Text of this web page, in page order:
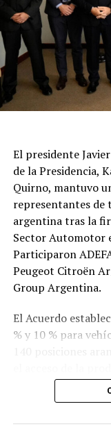
El presidente
de la Presidencia,
Quirno, mantuvo
representantes de
argentina tras la
Sector Automotor
Participaron
Peugeot Citroën
Group Argentina.
El Acuerdo
% y 10 % para
ecuatoriano.